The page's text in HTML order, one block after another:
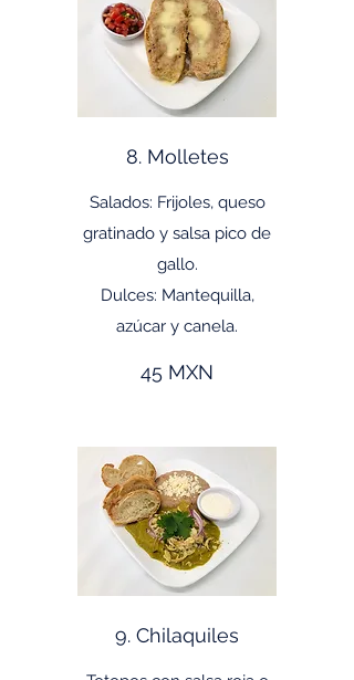
8. Molletes
Salados: Frijoles, queso
gratinado y salsa pico de
gallo.
Dulces: Mantequilla,
45 MXN
9. Chilaquiles